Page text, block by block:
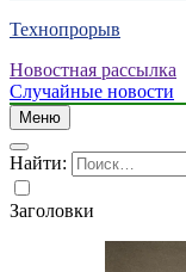
Технопрорыв
Новостная рассылка
Случайные новости
Меню
Найти:
Заголовки